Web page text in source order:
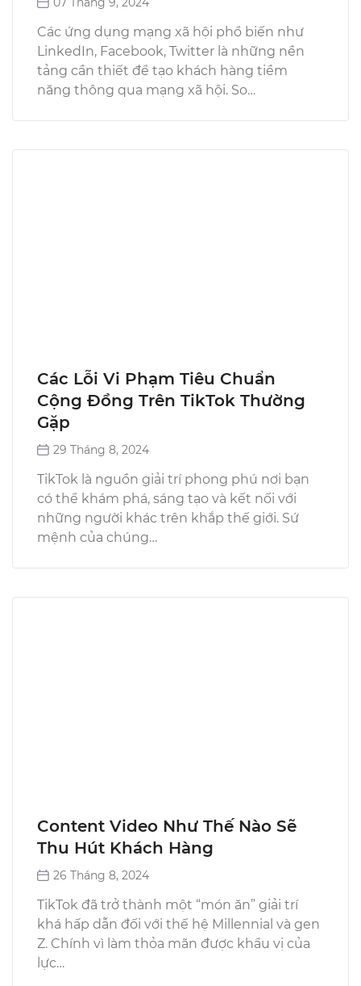
Các ứng dụng mạng xã hội phổ biến như
LinkedIn, Facebook, Twitter là những nền
tảng cần thiết để tạo khách hàng tiềm
năng thông qua mạng xã hội. So…
Các Lỗi Vi Phạm Tiêu Chuẩn
Cộng Đồng Trên TikTok Thường
Gặp
29 Tháng 8, 2024
TikTok là nguồn giải trí phong phú nơi bạn
có thể khám phá, sáng tạo và kết nối với
những người khác trên khắp thế giới. Sứ
mệnh của chúng…
Content Video Như Thế Nào Sẽ
Thu Hút Khách Hàng
26 Tháng 8, 2024
​TikTok đã trở thành một “món ăn” giải trí
khá hấp dẫn đối với thế hệ Millennial và gen
Z. Chính vì làm thỏa mãn được khẩu vị của
lực…